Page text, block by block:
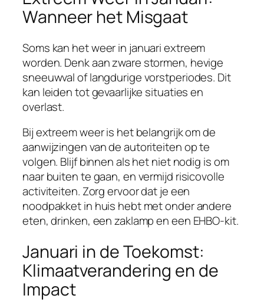
Wanneer het Misgaat
Soms kan het weer in januari extreem
worden. Denk aan zware stormen, hevige
sneeuwval of langdurige vorstperiodes. Dit
kan leiden tot gevaarlijke situaties en
overlast.
Bij extreem weer is het belangrijk om de
aanwijzingen van de autoriteiten op te
volgen. Blijf binnen als het niet nodig is om
naar buiten te gaan, en vermijd risicovolle
activiteiten. Zorg ervoor dat je een
noodpakket in huis hebt met onder andere
eten, drinken, een zaklamp en een EHBO-kit.
Januari in de Toekomst:
Klimaatverandering en de
Impact